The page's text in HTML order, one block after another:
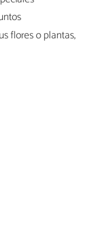
flores o plantas,